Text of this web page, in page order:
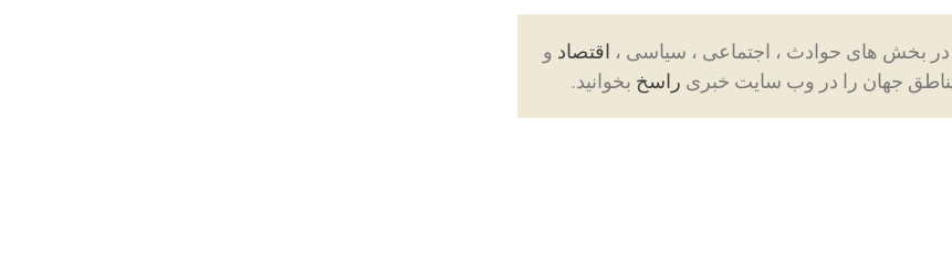
اقتصاد و
جهان را در وب سایت خبری راسخ بخوانید.